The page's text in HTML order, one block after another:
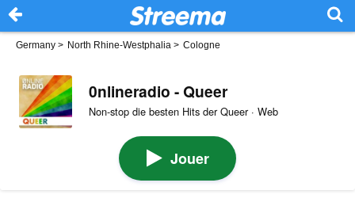
Germany > North Rhine-Westphalia > Cologne
0nlineradio - Queer
Non-stop die besten Hits der Queer · Web
Jouer